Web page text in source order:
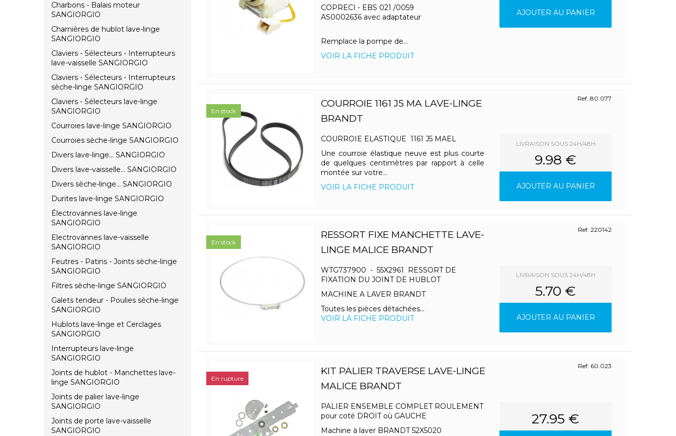
Charbons - Balais moteur
SANGIORGIO
Charnières de hublot lave-linge
SANGIORGIO
Claviers - Sélecteurs - Interrupteurs
lave-vaisselle SANGIORGIO
Claviers - Sélecteurs - Interrupteurs
sèche-linge SANGIORGIO
Claviers - Sélecteurs lave-linge
SANGIORGIO
Courroies lave-linge SANGIORGIO
Courroies sèche-linge SANGIORGIO
Divers lave-linge... SANGIORGIO
Divers lave-vaisselle... SANGIORGIO
Divers sèche-linge... SANGIORGIO
Durites lave-linge SANGIORGIO
Électrovannes lave-linge
SANGIORGIO
Electrovannes lave-vaisselle
SANGIORGIO
Feutres - Patins - Joints sèche-linge
SANGIORGIO
Filtres sèche-linge SANGIORGIO
Galets tendeur - Poulies sèche-linge
SANGIORGIO
Hublots lave-linge et Cerclages
SANGIORGIO
Interrupteurs lave-linge
SANGIORGIO
Joints de hublot - Manchettes lave-
linge SANGIORGIO
Joints de palier lave-linge
SANGIORGIO
Joints de porte lave-vaisselle
SANGIORGIO
COPRECI - EBS 021 /0059
AS0002636 avec adaptateur
Remplace la pompe de...
VOIR LA FICHE PRODUIT
AJOUTER AU PANIER
COURROIE 1161 J5 MA LAVE-LINGE
BRANDT
Ref. 80.077
COURROIE ELASTIQUE 1161 J5 MAEL
Une courroie élastique neuve est plus courte
de quelques centimètres par rapport à celle
montée sur votre...
VOIR LA FICHE PRODUIT
LIVRAISON SOUS 24H/48H
9.98 €
AJOUTER AU PANIER
En stock
RESSORT FIXE MANCHETTE LAVE-
LINGE MALICE BRANDT
Ref. 220142
WTG737900 - 55X2961 RESSORT DE
FIXATION DU JOINT DE HUBLOT
MACHINE A LAVER BRANDT
Toutes les pièces détachées...
VOIR LA FICHE PRODUIT
LIVRAISON SOUS 24H/48H
5.70 €
AJOUTER AU PANIER
En stock
KIT PALIER TRAVERSE LAVE-LINGE
MALICE BRANDT
Ref. 60.023
PALIER ENSEMBLE COMPLET ROULEMENT
pour coté DROIT où GAUCHE
Machine à laver BRANDT 52X5020
27.95 €
En rupture